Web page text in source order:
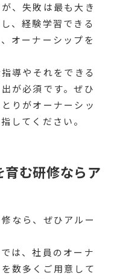
、失敗は最も大き
、経験学習できる
オーナーシップを
導やそれをできる
が必須です。ぜひ
りがオーナーシッ
してください。
む研修ならア
なら、ぜひアルー
は、社員のオーナ
数多くご用意して